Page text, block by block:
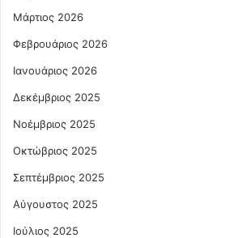
Μάρτιος 2026
Φεβρουάριος 2026
Ιανουάριος 2026
Δεκέμβριος 2025
Νοέμβριος 2025
Οκτώβριος 2025
Σεπτέμβριος 2025
Αύγουστος 2025
Ιούλιος 2025